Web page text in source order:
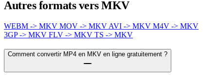
Autres formats vers MKV
WEBM -> MKV MOV -> MKV AVI -> MKV M4V -> MKV
3GP -> MKV FLV -> MKV TS -> MKV
Comment convertir MP4 en MKV en ligne gratuitement ?